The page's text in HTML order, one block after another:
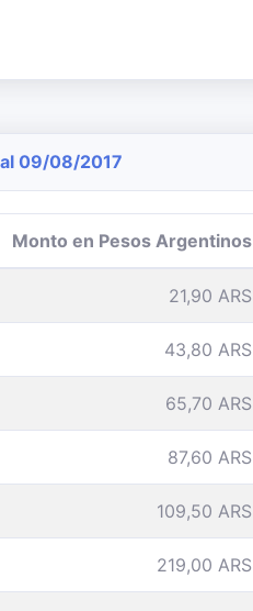
09/08/2017
Monto en Pesos Argentinos
21,90 ARS
43,80 ARS
65,70 ARS
87,60 ARS
109,50 ARS
219,00 ARS